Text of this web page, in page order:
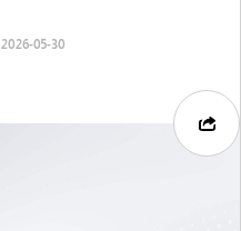
2026-05-30 | 12:47